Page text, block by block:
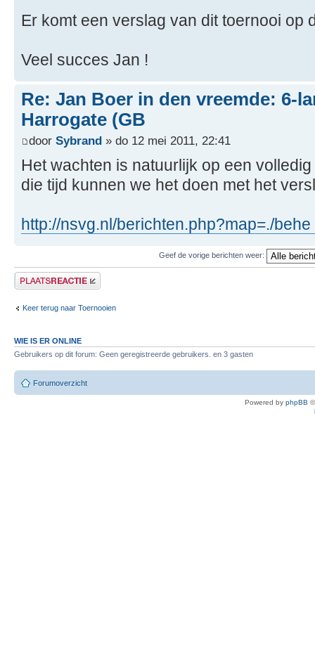
Er komt een verslag van dit toernooi op
Veel succes Jan !
Re: Jan Boer in den vreemde: 6-
Harrogate (GB
door Sybrand » do 12 mei 2011, 22:41
Het wachten is natuurlijk op een
die tijd kunnen we het doen met het
http://nsvg.nl/berichten.php?map=./
Geef de vorige berichten weer:
Plaats een reactie
Keer terug naar Toernooien
WIE IS ER ONLINE
Gebruikers op dit forum: Geen geregistreerde gebruikers. en 3 gasten
Forumoverzicht
Powered by phpBB